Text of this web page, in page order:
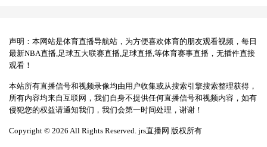
声明：本网站是体育直播导航站，为方便喜欢体育的朋友观看视频，每日
最新NBA直播,足球五大联赛直播,足球直播,等体育赛事直播，无插件直接
观看！
本站所有直播信号和视频录像均由用户收集或从搜索引擎搜索整理获得，
所有内容均来自互联网，我们自身不提供任何直播信号和视频内容，如有
侵犯您的权益请通知我们，我们会第一时间处理，谢谢！
Copyright © 2026 All Rights Reserved. jrs直播网 版权所有